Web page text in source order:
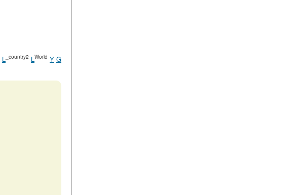
L _country2 LWorld Y G